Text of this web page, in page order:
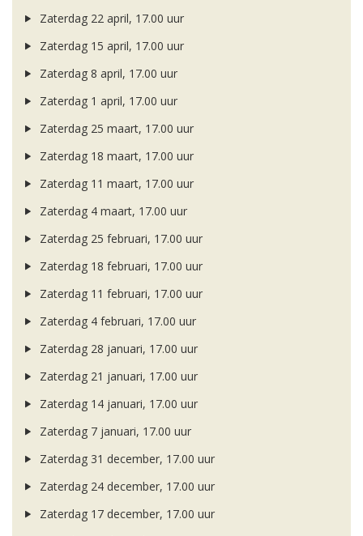
Zaterdag 22 april, 17.00 uur
Zaterdag 15 april, 17.00 uur
Zaterdag 8 april, 17.00 uur
Zaterdag 1 april, 17.00 uur
Zaterdag 25 maart, 17.00 uur
Zaterdag 18 maart, 17.00 uur
Zaterdag 11 maart, 17.00 uur
Zaterdag 4 maart, 17.00 uur
Zaterdag 25 februari, 17.00 uur
Zaterdag 18 februari, 17.00 uur
Zaterdag 11 februari, 17.00 uur
Zaterdag 4 februari, 17.00 uur
Zaterdag 28 januari, 17.00 uur
Zaterdag 21 januari, 17.00 uur
Zaterdag 14 januari, 17.00 uur
Zaterdag 7 januari, 17.00 uur
Zaterdag 31 december, 17.00 uur
Zaterdag 24 december, 17.00 uur
Zaterdag 17 december, 17.00 uur